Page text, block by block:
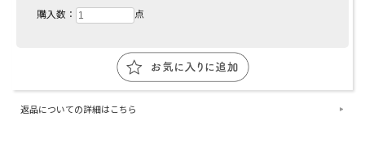
購入数： 点
返品についての詳細はこちら